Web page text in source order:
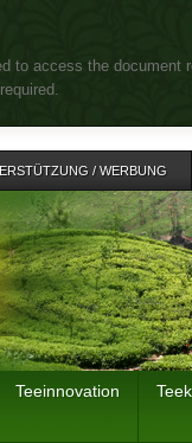
to access the
/ WERBUNG
Teeinnovation